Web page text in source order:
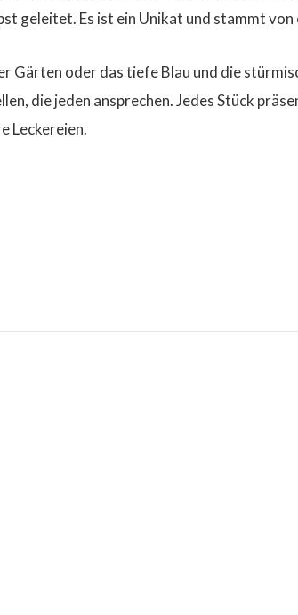
geleitet. Es ist ein Unikat und stammt
Gärten oder das tiefe Blau und die
die jeden ansprechen. Jedes Stück
Leckereien.